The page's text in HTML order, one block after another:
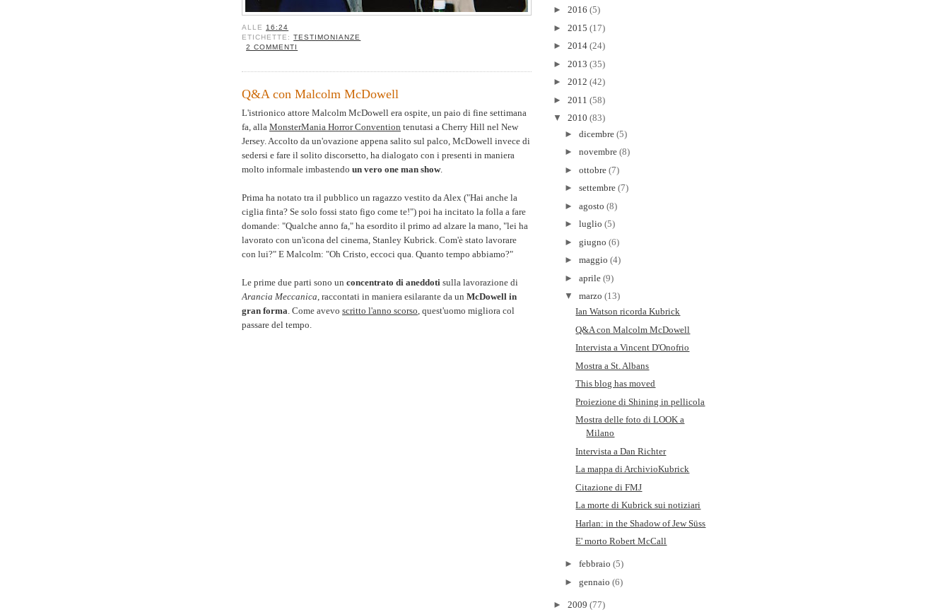
ALLE 16:24
ETICHETTE:TESTIMONIANZE
2 COMMENTI
Q&A con Malcolm McDowell
L'istrionico attore Malcolm McDowell era ospite, un paio di fine settimana
fa, alla MonsterMania Horror Convention tenutasi a Cherry Hill nel New
Jersey. Accolto da un'ovazione appena salito sul palco, McDowell invece di
sedersi e fare il solito discorsetto, ha dialogato con i presenti in maniera
molto informale imbastendo un vero one man show.
Prima ha notato tra il pubblico un ragazzo vestito da Alex ("Hai anche la
ciglia finta? Se solo fossi stato figo come te!") poi ha incitato la folla a fare
domande: "Qualche anno fa," ha esordito il primo ad alzare la mano, "lei ha
lavorato con un'icona del cinema, Stanley Kubrick. Com'è stato lavorare
con lui?" E Malcolm: "Oh Cristo, eccoci qua. Quanto tempo abbiamo?"
Le prime due parti sono un concentrato di aneddoti sulla lavorazione di
Arancia Meccanica, raccontati in maniera esilarante da un McDowell in
gran forma. Come avevo scritto l'anno scorso, quest'uomo migliora col
passare del tempo.
► 2016 (5)
► 2015 (17)
► 2014 (24)
► 2013 (35)
► 2012 (42)
► 2011 (58)
▼ 2010 (83)
► dicembre (5)
► novembre (8)
► ottobre (7)
► settembre (7)
► agosto (8)
► luglio (5)
► giugno (6)
► maggio (4)
► aprile (9)
▼ marzo (13)
Ian Watson ricorda Kubrick
Q&A con Malcolm McDowell
Intervista a Vincent D'Onofrio
Mostra a St. Albans
This blog has moved
Proiezione di Shining in pellicola
Mostra delle foto di LOOK a
Milano
Intervista a Dan Richter
La mappa di ArchivioKubrick
Citazione di FMJ
La morte di Kubrick sui notiziari
Harlan: in the Shadow of Jew Süss
E' morto Robert McCall
► febbraio (5)
► gennaio (6)
► 2009 (77)